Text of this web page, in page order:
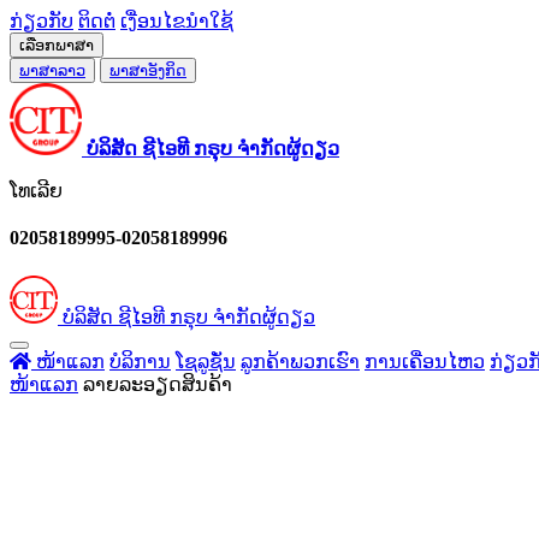
ກ່ຽວກັບ ຕິດຕໍ່ ເງື່ອນໄຂນຳໃຊ້
ເລືອກພາສາ
ພາສາລາວ
ພາສາອັງກິດ
ບໍລິສັດ ຊີໄອທີ ກຣຸບ ຈຳກັດຜູ້ດຽວ
ໂທເລີຍ
02058189995-02058189996
ບໍລິສັດ ຊີໄອທີ ກຣຸບ ຈຳກັດຜູ້ດຽວ
ໜ້າແລກ ບໍລິການ ໂຊລູຊັ່ນ ລູກຄ້າພວກເຮົາ ການເຄື່ອນໄຫວ ກ່ຽວ
ໜ້າແລກ ລາຍລະອຽດສິນຄ້າ